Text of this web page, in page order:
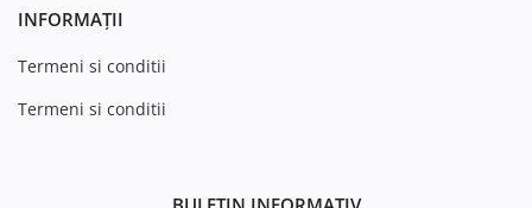
INFORMAȚII
Termeni si conditii
Termeni si conditii